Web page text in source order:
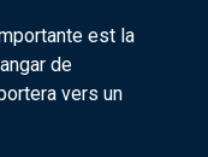
est la
de
vers un